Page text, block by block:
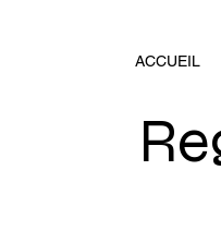
ACCUEIL